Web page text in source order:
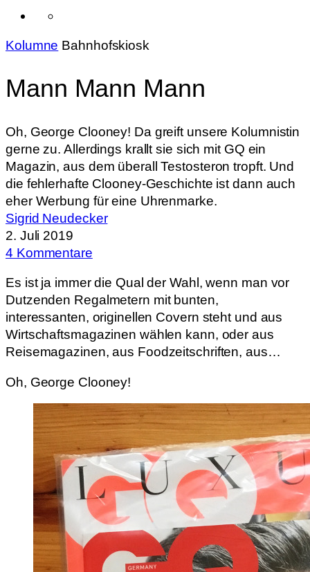
Kolumne Bahnhofskiosk
Mann Mann Mann
Oh, George Clooney! Da greift unsere Kolumnistin
gerne zu. Allerdings krallt sie sich mit GQ ein
Magazin, aus dem überall Testosteron tropft. Und
die fehlerhafte Clooney-Geschichte ist dann auch
eher Werbung für eine Uhrenmarke.
Sigrid Neudecker
2. Juli 2019
4 Kommentare
Es ist ja immer die Qual der Wahl, wenn man vor
Dutzenden Regalmetern mit bunten,
interessanten, originellen Covern steht und aus
Wirtschaftsmagazinen wählen kann, oder aus
Reisemagazinen, aus Foodzeitschriften, aus…
Oh, George Clooney!